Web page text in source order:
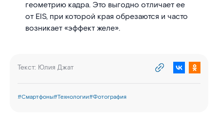
геометрию кадра. Это выгодно отличает ее
от EIS, при которой края обрезаются и часто
возникает «эффект желе».
Текст: Юлия Джат
#Смартфоны#Технологии#Фотография